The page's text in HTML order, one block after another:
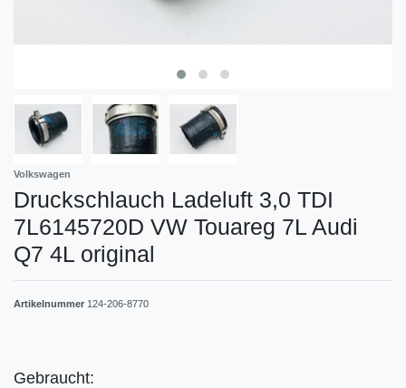
Volkswagen
Druckschlauch Ladeluft 3,0 TDI
7L6145720D VW Touareg 7L Audi
Q7 4L original
Artikelnummer 124-206-8770
Gebraucht: